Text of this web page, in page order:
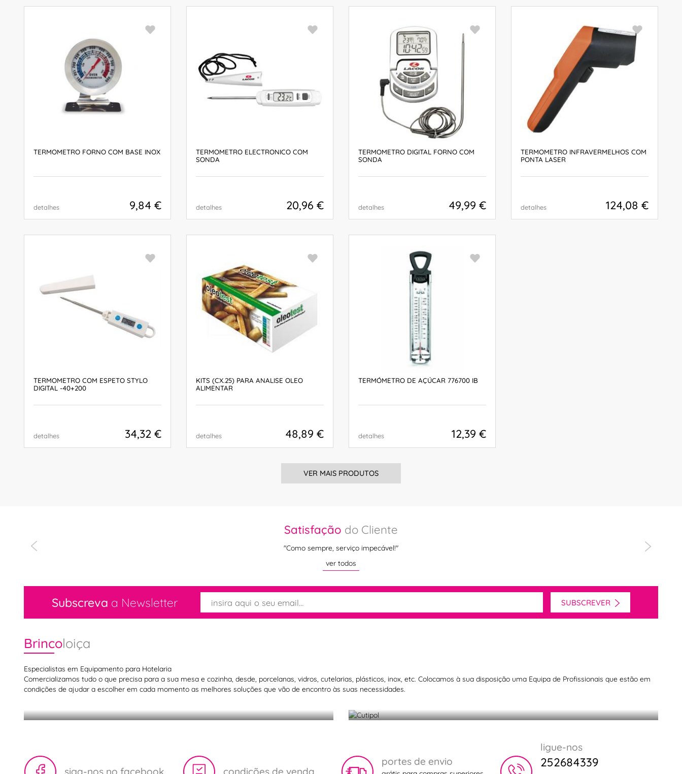
COMPRAR COMPRAR COMPRAR COMPRAR
TERMOMETRO FORNO COM BASE INOX
detalhes 9,84 €
COMPRAR
TERMOMETRO ELECTRONICO COM
SONDA
detalhes 20,96 €
COMPRAR
TERMOMETRO DIGITAL FORNO COM
SONDA
detalhes 49,99 €
COMPRAR
TERMOMETRO INFRAVERMELHOS COM
PONTA LASER
detalhes 124,08 €
TERMOMETRO COM ESPETO STYLO
DIGITAL -40+200
detalhes 34,32 €
KITS (CX.25) PARA ANALISE OLEO
ALIMENTAR
detalhes 48,89 €
COMPRAR
TERMÓMETRO DE AÇÚCAR 776700 IB
detalhes 12,39 €
VER MAIS PRODUTOS
Satisfação do Cliente
"Como sempre, serviço impecável!"
ver todos
Subscreva a Newsletter SUBSCREVER
Brincoloiça
Especialistas em Equipamento para Hotelaria
Comercializamos tudo o que precisa para a sua mesa e cozinha, desde, porcelanas, vidros, cutelarias, plásticos, inox, etc. Colocamos à sua disposição uma Equipa de Profissionais que estão em
condições de ajudar a escolher em cada momento as melhores soluções que vão de encontro às suas necessidades.
Cutipol
portes de envio
ligue-nos
252684339